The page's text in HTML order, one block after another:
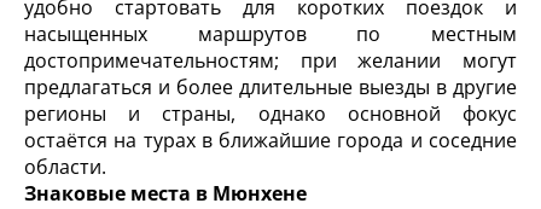
удобно стартовать для коротких поездок и
насыщенных маршрутов по местным
достопримечательностям; при желании могут
предлагаться и более длительные выезды в другие
регионы и страны, однако основной фокус
остаётся на турах в ближайшие города и соседние
области.
Знаковые места в Мюнхене